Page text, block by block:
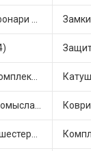
Задние фонари, фонари видимости (3)
Карбюраторы и комплектующие (25)
Клапаны, оси, коромысла (12)
Коленчатый вал, шестерни коленчатого вала (1)